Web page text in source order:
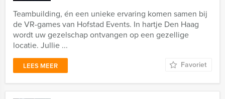
Teambuilding, én een unieke ervaring komen samen bij
de VR-games van Hofstad Events. In hartje Den Haag
wordt uw gezelschap ontvangen op een gezellige
locatie. Jullie ...
LEES MEER Favoriet